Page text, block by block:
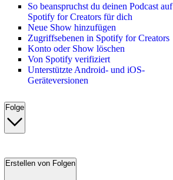
So beanspruchst du deinen Podcast auf
Spotify for Creators für dich
Neue Show hinzufügen
Zugriffsebenen in Spotify for Creators
Konto oder Show löschen
Von Spotify verifiziert
Unterstützte Android- und iOS-
Geräteversionen
Folge
Erstellen von Folgen